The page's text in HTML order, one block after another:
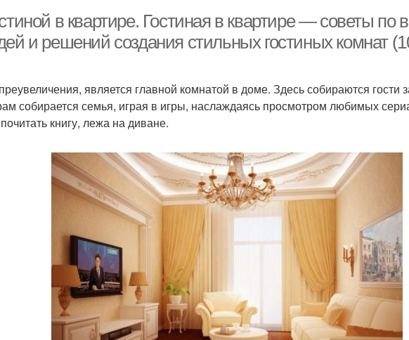
в квартире. Гостиная в квартире — советы по
и решений создания стильных гостиных комнат
является главной комнатой в доме. Здесь собираются гости
собирается семья, играя в игры, наслаждаясь просмотром любимых
книгу, лежа на диване.